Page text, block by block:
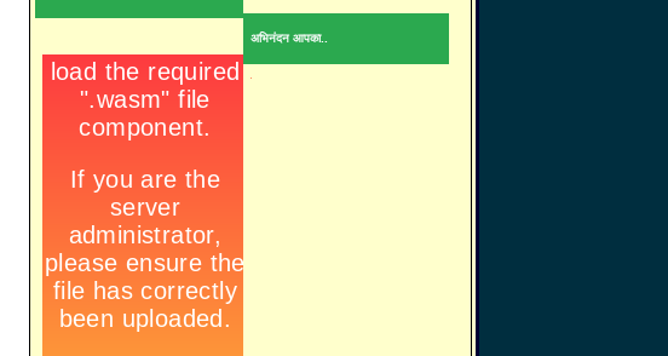
अभिनंदन आपका..